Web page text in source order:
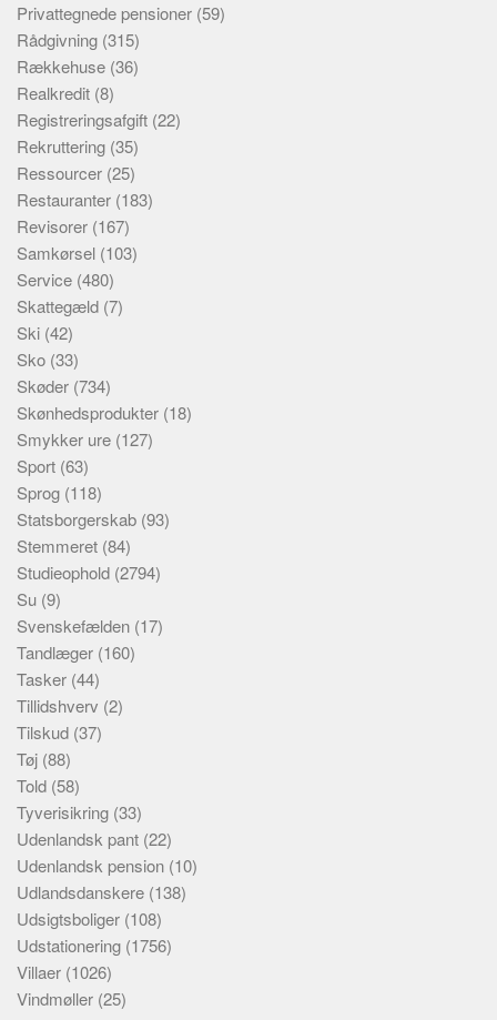
Privattegnede pensioner (59)
Rådgivning (315)
Rækkehuse (36)
Realkredit (8)
Registreringsafgift (22)
Rekruttering (35)
Ressourcer (25)
Restauranter (183)
Revisorer (167)
Samkørsel (103)
Service (480)
Skattegæld (7)
Ski (42)
Sko (33)
Skøder (734)
Skønhedsprodukter (18)
Smykker ure (127)
Sport (63)
Sprog (118)
Statsborgerskab (93)
Stemmeret (84)
Studieophold (2794)
Su (9)
Svenskefælden (17)
Tandlæger (160)
Tasker (44)
Tillidshverv (2)
Tilskud (37)
Tøj (88)
Told (58)
Tyverisikring (33)
Udenlandsk pant (22)
Udenlandsk pension (10)
Udlandsdanskere (138)
Udsigtsboliger (108)
Udstationering (1756)
Villaer (1026)
Vindmøller (25)